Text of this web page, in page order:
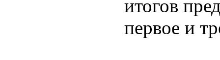
итогов
первое и